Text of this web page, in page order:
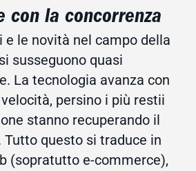
con la concorrenza
e le novità nel campo della
susseguono quasi
La tecnologia avanza con
persino i più restii
stanno recuperando il
questo si traduce in
(sopratutto e-commerce),